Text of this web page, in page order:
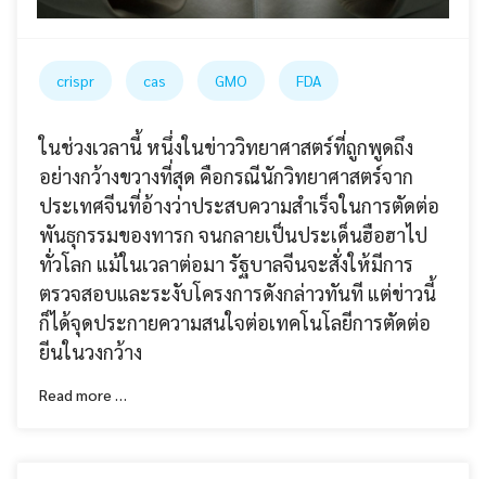
crispr cas GMO FDA
ในช่วงเวลานี้ หนึ่งในข่าววิทยาศาสตร์ที่ถูกพูดถึง
อย่างกว้างขวางที่สุด คือกรณีนักวิทยาศาสตร์จาก
ประเทศจีนที่อ้างว่าประสบความสำเร็จในการตัดต่อ
พันธุกรรมของทารก จนกลายเป็นประเด็นฮือฮาไป
ทั่วโลก แม้ในเวลาต่อมา รัฐบาลจีนจะสั่งให้มีการ
ตรวจสอบและระงับโครงการดังกล่าวทันที แต่ข่าวนี้
ก็ได้จุดประกายความสนใจต่อเทคโนโลยีการตัดต่อ
ยีนในวงกว้าง
Read more …